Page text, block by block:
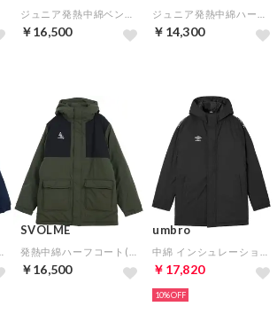
￥16,500 ￥14,300
SVOLME
￥16,500
umbro
￥17,820
10%